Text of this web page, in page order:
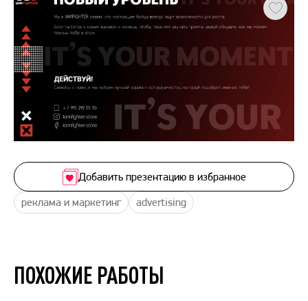
реклама и маркетинг advertising
Добавить презентацию в избранное
ПОХОЖИЕ РАБОТЫ